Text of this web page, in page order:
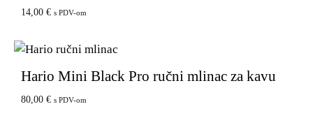
14,00 € s PDV-om
Hario Mini Black Pro ručni mlinac za kavu
80,00 € s PDV-om